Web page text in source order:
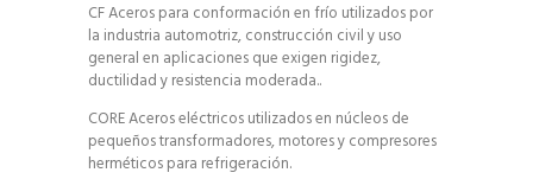
CF Aceros para conformación en frío utilizados por
la industria automotriz, construcción civil y uso
general en aplicaciones que exigen rigidez,
ductilidad y resistencia moderada..
CORE Aceros eléctricos utilizados en núcleos de
pequeños transformadores, motores y compresores
herméticos para refrigeración.